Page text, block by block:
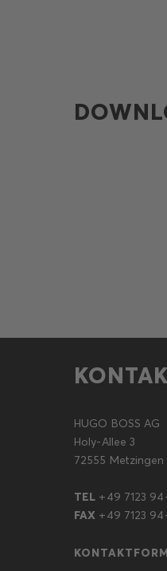
HUGO BOSS AG
Holy-Allee 3
72555 Metzingen
TEL +49 7123
FAX +49 7123